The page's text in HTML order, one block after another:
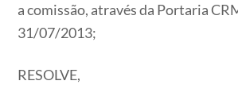
a comissão, através da Portaria
31/07/2013;
RESOLVE,